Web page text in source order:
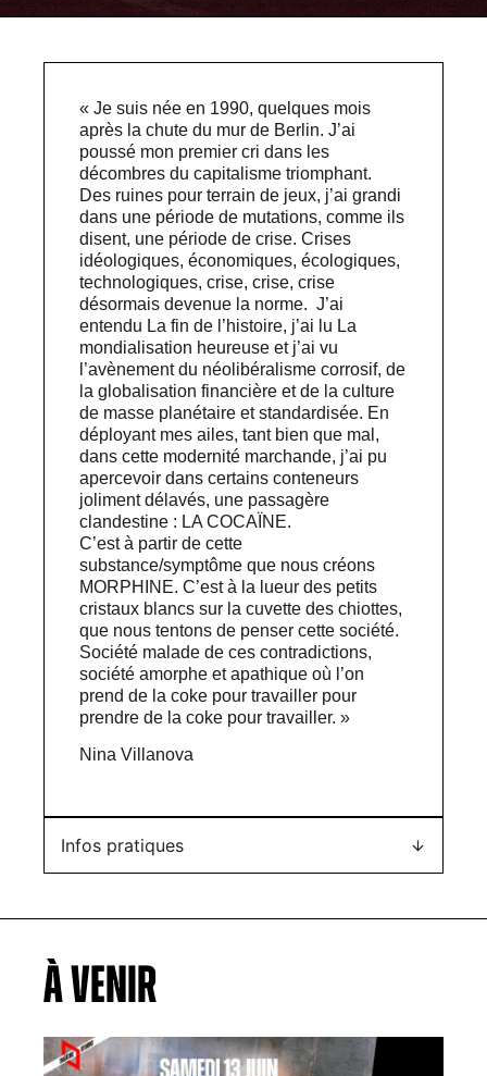
« Je suis née en 1990, quelques mois
après la chute du mur de Berlin. J’ai
poussé mon premier cri dans les
décombres du capitalisme triomphant.
Des ruines pour terrain de jeux, j’ai grandi
dans une période de mutations, comme ils
disent, une période de crise. Crises
idéologiques, économiques, écologiques,
technologiques, crise, crise, crise
désormais devenue la norme. J’ai
entendu La fin de l’histoire, j’ai lu La
mondialisation heureuse et j’ai vu
l’avènement du néolibéralisme corrosif, de
la globalisation financière et de la culture
de masse planétaire et standardisée. En
déployant mes ailes, tant bien que mal,
dans cette modernité marchande, j’ai pu
apercevoir dans certains conteneurs
joliment délavés, une passagère
clandestine : LA COCAÏNE.
C’est à partir de cette
substance/symptôme que nous créons
MORPHINE. C’est à la lueur des petits
cristaux blancs sur la cuvette des chiottes,
que nous tentons de penser cette société.
Société malade de ces contradictions,
société amorphe et apathique où l’on
prend de la coke pour travailler pour
prendre de la coke pour travailler. »
Nina Villanova
Infos pratiques
À VENIR